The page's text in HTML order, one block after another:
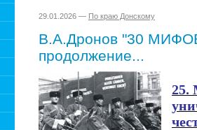
29.01.2026 — По краю Донскому
В.А.Дронов "30
продолжение...
25.